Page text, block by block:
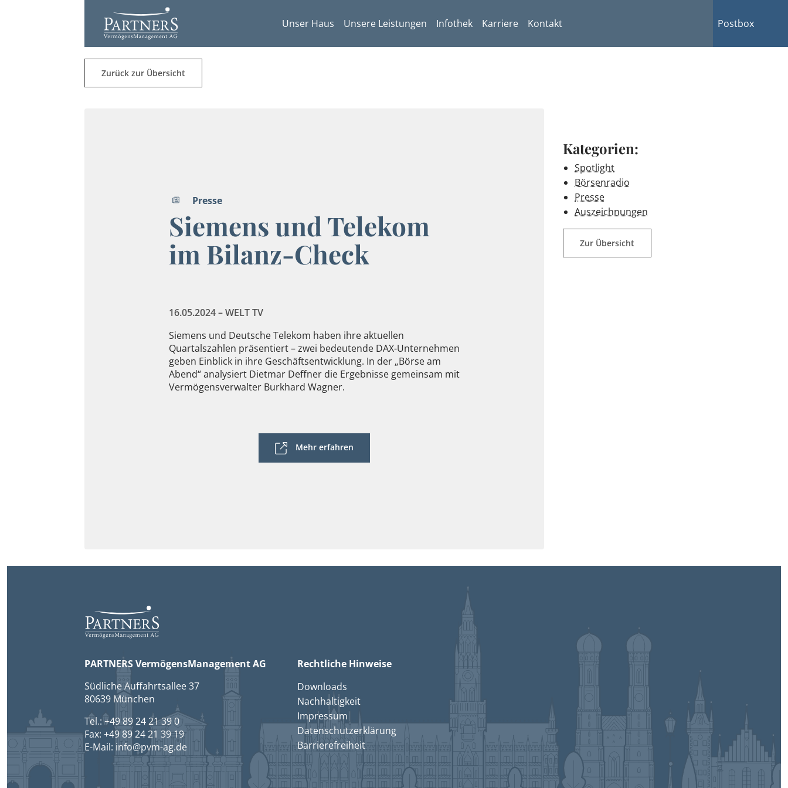
Unser Haus Unsere Leistungen Infothek Karriere Kontakt Postbox
Zurück zur Übersicht
Presse
Siemens und Telekom
im Bilanz-Check
16.05.2024 – WELT TV
Siemens und Deutsche Telekom haben ihre aktuellen
Quartalszahlen präsentiert – zwei bedeutende DAX-Unternehmen
geben Einblick in ihre Geschäftsentwicklung. In der „Börse am
Abend“ analysiert Dietmar Deffner die Ergebnisse gemeinsam mit
Vermögensverwalter Burkhard Wagner.
Mehr erfahren
Kategorien:
Spotlight
Börsenradio
Presse
Auszeichnungen
Zur Übersicht
PARTNERS VermögensManagement AG
Südliche Auffahrtsallee 37
80639 München
Tel.: +49 89 24 21 39 0
Fax: +49 89 24 21 39 19
E-Mail: info@pvm-ag.de
Rechtliche Hinweise
Downloads
Nachhaltigkeit
Impressum
Datenschutzerklärung
Barrierefreiheit